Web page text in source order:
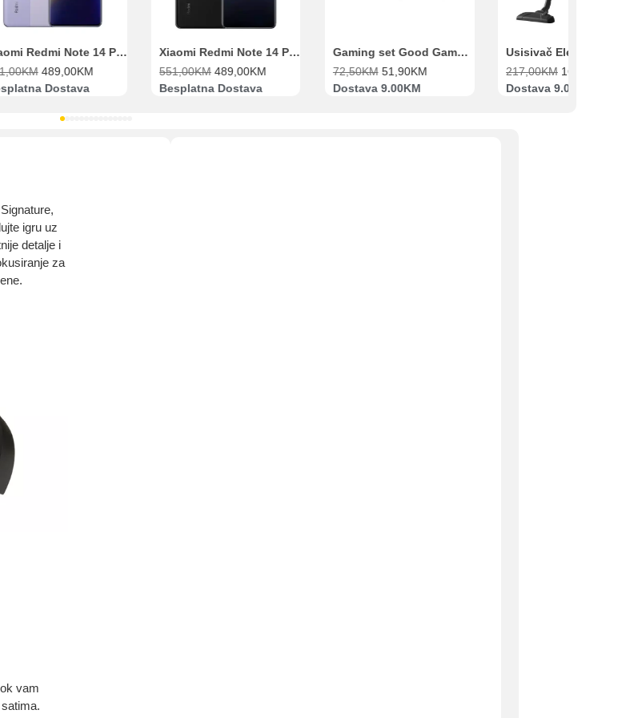
Xiaomi Redmi Note 14 Pro 8GB 256GB Ljubičasti
KM 489,00KM
Dostava
Xiaomi Redmi Note 14 Pro 8GB 256GB Crni
551,00KM 489,00KM
Besplatna Dostava
Gaming set Good Game Tastatura, Miš, Slušalice i podloga za miš
72,50KM 51,90KM
Dostava 9.00KM
217,00KM 169,00
Dostava 9.00KM
igru ​​uz
detalje i
za
vam